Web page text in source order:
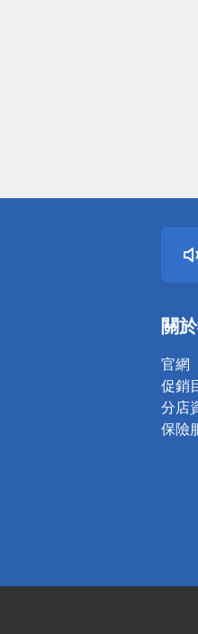
關
官網
促銷
分店
保險